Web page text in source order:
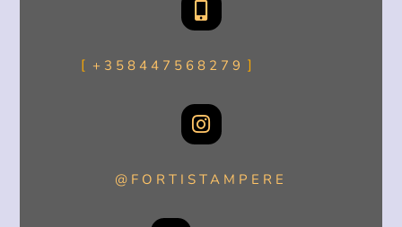
+358447568279
@FORTISTAMPERE